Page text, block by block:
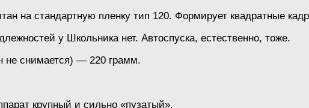
на стандартную пленку тип 120. Формирует квадратные
у Школьника нет. Автоспуска, естественно, тоже.
не снимается) — 220 грамм.
крупный и сильно «пузатый».